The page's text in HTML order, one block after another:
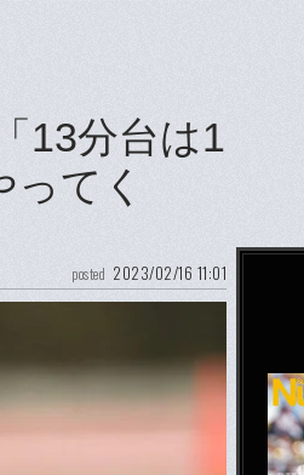
13分台は1
てく
posted 2023/02/16 11:01